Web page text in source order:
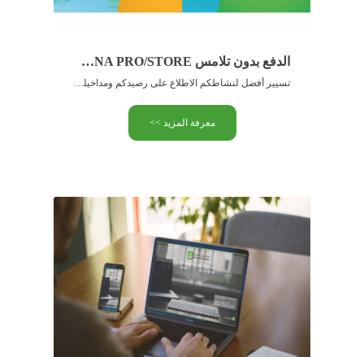
الدفع بدون تلامس WIMPAY-BNA PRO/STORE
معرفة المزيد >>